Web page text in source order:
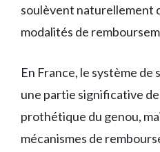
soulèvent naturellement
modalités de
En France, le système
une partie significative
prothétique du genou,
mécanismes de